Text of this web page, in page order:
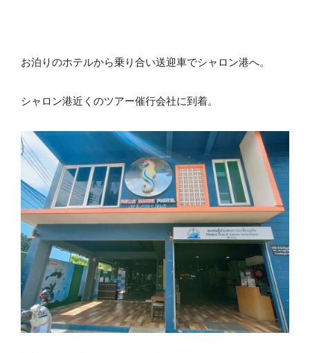
お泊りのホテルから乗り合い送迎車でシャロン港へ。
シャロン港近くのツアー催行会社に到着。